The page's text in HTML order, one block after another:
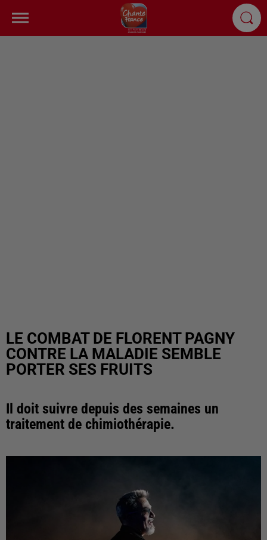
LE COMBAT DE FLORENT PAGNY
CONTRE LA MALADIE SEMBLE
PORTER SES FRUITS
Il doit suivre depuis des semaines un
traitement de chimiothérapie.